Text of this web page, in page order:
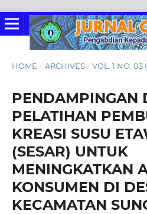
HOME / ARCHIVES / VOL. 1 NO. 03
PENDAMPINGAN
PELATIHAN
KREASI SUSU
(SESAR) UNTUK
MENINGKATKAN
KONSUMEN DI
KECAMATAN